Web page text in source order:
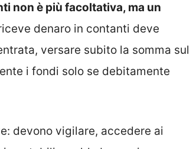
non è più facoltativa, ma un
denaro in contanti deve
versare subito la somma sul
i fondi solo se debitamente
devono vigilare, accedere ai